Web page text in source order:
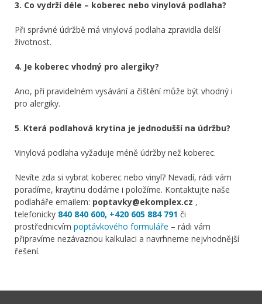
3. Co vydrží déle – koberec nebo vinylová podlaha?
Při správné údržbě má vinylová podlaha zpravidla delší
životnost.
4. Je koberec vhodný pro alergiky?
Ano, při pravidelném vysávání a čištění může být vhodný i
pro alergiky.
5. Která podlahová krytina je jednodušší na údržbu?
Vinylová podlaha vyžaduje méně údržby než koberec.
Nevíte zda si vybrat koberec nebo vinyl? Nevadí, rádi vám
poradíme, kraytinu dodáme i položíme. Kontaktujte naše
podlaháře emailem: poptavky@ekomplex.cz ,
telefonicky 840 840 600, +420 605 884 791 či
prostřednicvím poptávkového formuláře – rádi vám
připravíme nezávaznou kalkulaci a navrhneme nejvhodnější
řešení.